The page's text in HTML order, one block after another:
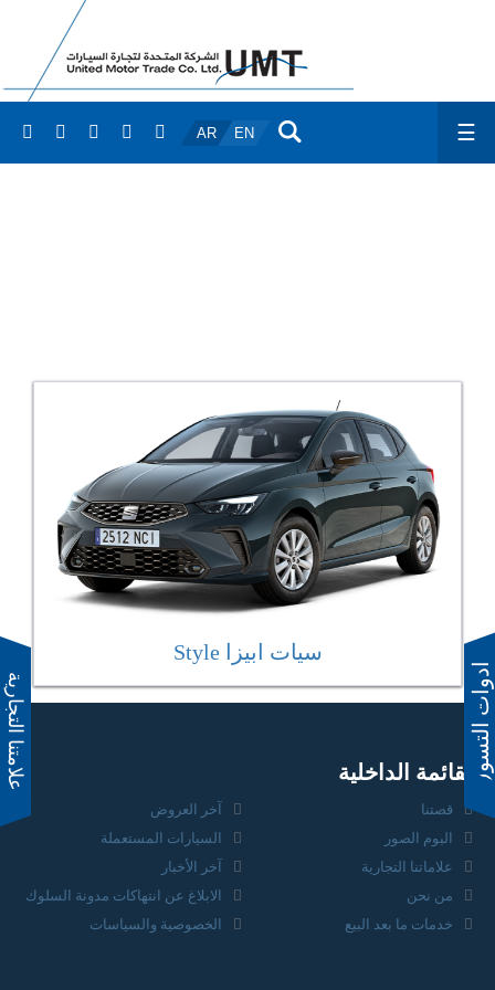
☰
AR EN
سيات ابيزا Style
القائمة الداخلية
قصتنا
آخر العروض
البوم الصور
السيارات المستعملة
علاماتنا التجارية
آخر الأخبار
من نحن
الابلاغ عن انتهاكات مدونة السلوك
خدمات ما بعد البيع
الخصوصية والسياسات
ادوات التسوق